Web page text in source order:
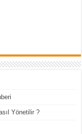
Yönetilir ?